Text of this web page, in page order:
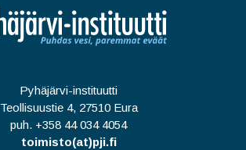
Pyhäjärvi-instituutti
Teollisuustie 4, 27510 Eura
puh. +358 44 034 4054
toimisto(at)pji.fi